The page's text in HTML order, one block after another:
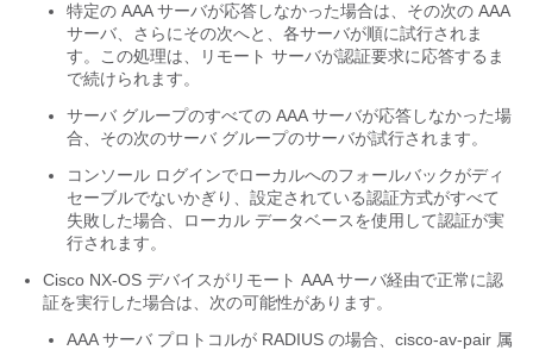
特定の AAA サーバが応答しなかった場合は、その次の AAA
サーバ、さらにその次へと、各サーバが順に試行されま
す。この処理は、リモート サーバが認証要求に応答するま
で続けられます。
サーバ グループのすべての AAA サーバが応答しなかった場
合、その次のサーバ グループのサーバが試行されます。
コンソール ログインでローカルへのフォールバックがディ
セーブルでないかぎり、設定されている認証方式がすべて
失敗した場合、ローカル データベースを使用して認証が実
行されます。
Cisco NX-OS デバイスがリモート AAA サーバ経由で正常に認
証を実行した場合は、次の可能性があります。
AAA サーバ プロトコルが RADIUS の場合、cisco-av-pair 属